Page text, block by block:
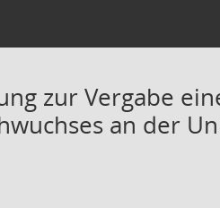
zur Vergabe
an der